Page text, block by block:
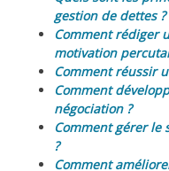
gestion de dettes ?
Comment rédiger
motivation
Comment réussir
Comment
négociation ?
Comment gérer le
?
Comment